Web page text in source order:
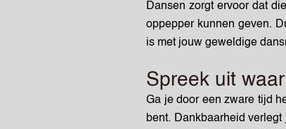
Dansen zorgt ervoor dat
oppepper kunnen geven.
is met jouw geweldige
Spreek uit
Ga je door een zware tijd
bent. Dankbaarheid